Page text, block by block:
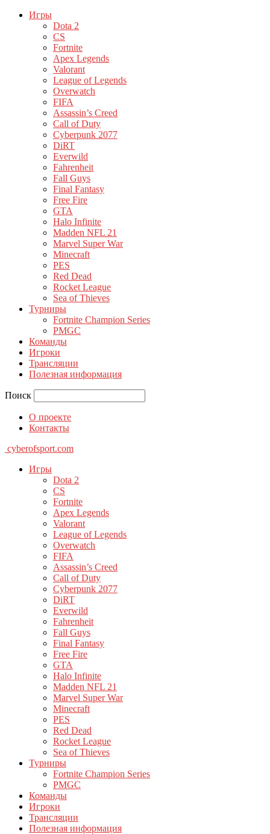
Игры
Dota 2
CS
Fortnite
Apex Legends
Valorant
League of Legends
Overwatch
FIFA
Assassin’s Creed
Call of Duty
Cyberpunk 2077
DiRT
Everwild
Fahrenheit
Fall Guys
Final Fantasy
Free Fire
GTA
Halo Infinite
Madden NFL 21
Marvel Super War
Minecraft
PES
Red Dead
Rocket League
Sea of Thieves
Турниры
Fortnite Champion Series
PMGC
Команды
Игроки
Трансляции
Полезная информация
Поиск
О проекте
Контакты
cyberofsport.com
Игры
Dota 2
CS
Fortnite
Apex Legends
Valorant
League of Legends
Overwatch
FIFA
Assassin’s Creed
Call of Duty
Cyberpunk 2077
DiRT
Everwild
Fahrenheit
Fall Guys
Final Fantasy
Free Fire
GTA
Halo Infinite
Madden NFL 21
Marvel Super War
Minecraft
PES
Red Dead
Rocket League
Sea of Thieves
Турниры
Fortnite Champion Series
PMGC
Команды
Игроки
Трансляции
Полезная информация